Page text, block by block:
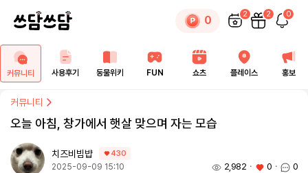
0 2 2 0
커뮤니티 사용후기 동물위키 FUN 쇼츠 플레이스 홍보
커뮤니티
오늘 아침, 창가에서 햇살 맞으며 자는 모습
치즈비빔뱝 430
2025-09-09 15:10 2,982 ㆍ 0 ㆍ 0